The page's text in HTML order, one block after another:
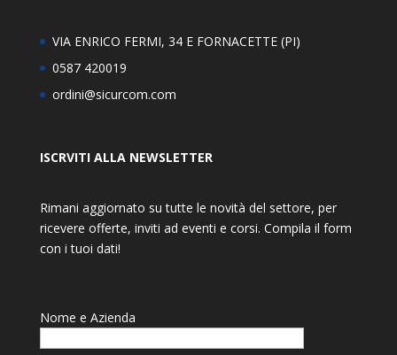
VIA ENRICO FERMI, 34 E FORNACETTE (PI)
0587 420019
ordini@sicurcom.com
ISCRVITI ALLA NEWSLETTER
Rimani aggiornato su tutte le novità del settore, per
ricevere offerte, inviti ad eventi e corsi. Compila il form
con i tuoi dati!
Nome e Azienda